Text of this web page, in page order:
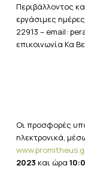
Περιβάλλοντος
εργάσιμες
22913 – email:
επικοινωνία Κα
Οι προσφορές
ηλεκτρονικά,
2023 και ώρα